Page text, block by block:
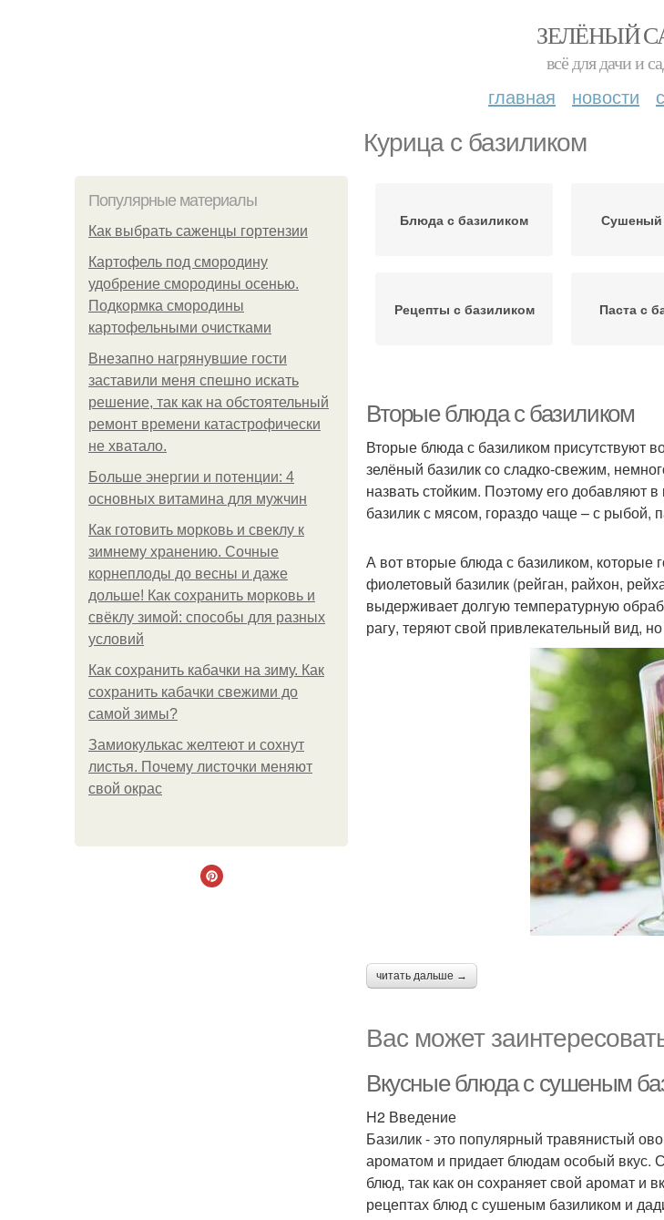
ЗЕЛЁНЫЙ
всё для дачи и
главная новости
Курица с базиликом
Популярные материалы
Как выбрать саженцы гортензии
Картофель под смородину
удобрение смородины осенью.
Подкормка смородины
картофельными очистками
Внезапно нагрянувшие гости
заставили меня спешно искать
решение, так как на обстоятельный
ремонт времени катастрофически
не хватало.
Больше энергии и потенции: 4
основных витамина для мужчин
Как готовить морковь и свеклу к
зимнему хранению. Сочные
корнеплоды до весны и даже
дольше! Как сохранить морковь и
свёклу зимой: способы для разных
условий
Как сохранить кабачки на зиму. Как
сохранить кабачки свежими до
самой зимы?
Замиокулькас желтеют и сохнут
листья. Почему листочки меняют
свой окрас
Блюда с базиликом Сушеный
Рецепты с базиликом Паста с
Вторые блюда с базиликом
Вторые блюда с базиликом присутствуют
зелёный базилик со сладко-свежим,
назвать стойким. Поэтому его добавляют
базилик с мясом, гораздо чаще – с рыбой,
А вот вторые блюда с базиликом, которые
фиолетовый базилик (рейган, райхон,
выдерживает долгую температурную
рагу, теряют свой привлекательный вид,
читать дальше →
Вас может
Вкусные блюда с сушеным
H2 Введение
Базилик - это популярный травянистый
ароматом и придает блюдам особый вкус.
блюд, так как он сохраняет свой аромат и
рецептах блюд с сушеным базиликом и